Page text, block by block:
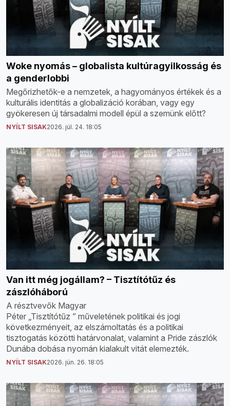
Woke nyomás – globalista kultúragyilkosság és
a genderlobbi
Megőrizhetők-e a nemzetek, a hagyományos értékek és a
kulturális identitás a globalizáció korában, vagy egy
gyökeresen új társadalmi modell épül a szemünk előtt?
NYÍLT SISAK2026. júl. 24. 18:05
Van itt még jogállam? – Tisztítótűz és
zászlóháború
A résztvevők Magyar
Péter „Tisztítótűz ” műveletének politikai és jogi
következményeit, az elszámoltatás és a politikai
tisztogatás közötti határvonalat, valamint a Pride zászlók
Dunába dobása nyomán kialakult vitát elemezték.
NYÍLT SISAK2026. jún. 26. 18:05